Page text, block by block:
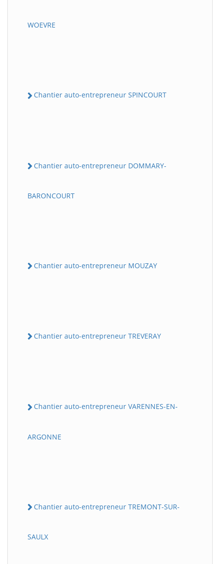
WOEVRE
Chantier auto-entrepreneur SPINCOURT
Chantier auto-entrepreneur DOMMARY-
BARONCOURT
Chantier auto-entrepreneur MOUZAY
Chantier auto-entrepreneur TREVERAY
Chantier auto-entrepreneur VARENNES-EN-
ARGONNE
Chantier auto-entrepreneur TREMONT-SUR-
SAULX